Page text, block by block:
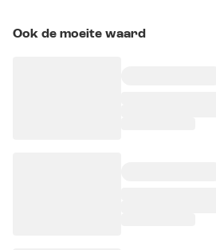
Ook de moeite waard